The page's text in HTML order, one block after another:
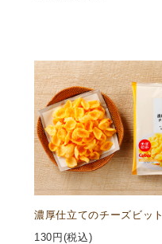
濃厚仕立てのチーズビット
130 円(税込)